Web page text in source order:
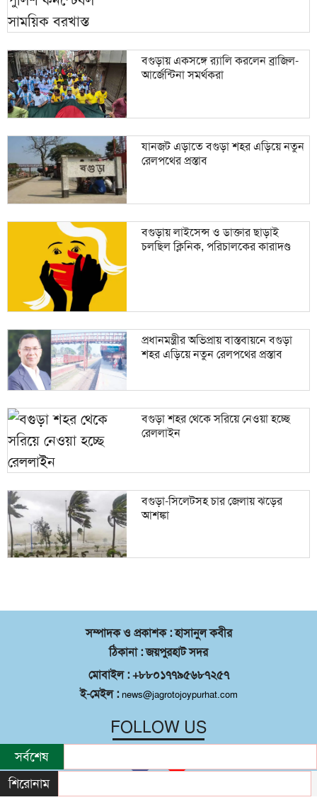
বগুড়ায় একসঙ্গে র‍্যালি করলেন ব্রাজিল-
আর্জেন্টিনা সমর্থকরা
যানজট এড়াতে বগুড়া শহর এড়িয়ে নতুন
রেলপথের প্রস্তাব
বগুড়ায় লাইসেন্স ও ডাক্তার ছাড়াই
চলছিল ক্লিনিক, পরিচালকের কারাদণ্ড
প্রধানমন্ত্রীর অভিপ্রায় বাস্তবায়নে বগুড়া
শহর এড়িয়ে নতুন রেলপথের প্রস্তাব
বগুড়া শহর থেকে সরিয়ে নেওয়া হচ্ছে
রেললাইন
বগুড়া-সিলেটসহ চার জেলায় ঝড়ের
আশঙ্কা
সম্পাদক ও প্রকাশক : হাসানুল কবীর
ঠিকানা : জয়পুরহাট সদর
মোবাইল : +৮৮০১৭৭৯৫৬৮৭২৫৭
ই-মেইল : news@jagrotojoypurhat.com
FOLLOW US
©২০২৬ |জয়পুরহাট সদরকর্তৃক সর্বস্বত্ব®সংরক্ষিত
সর্বশেষ
শিরোনাম